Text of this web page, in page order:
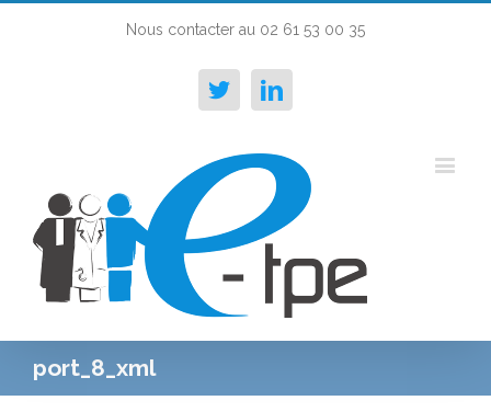
Nous contacter au 02 61 53 00 35
TwitterLinkedin
port_8_xml